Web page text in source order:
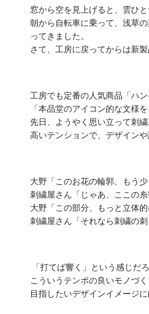
窓から空を見上げると、 雲ひ
朝から自転車に乗って、浅草の
ってきました。
さて、工房に戻ってからは新製
工房でも定番の人気商品「ハ
「本品堂のアイコン的な文様を
先日、ようやく思い立って刺
高いテンションで、 デザイン
大野「このお花の輪郭、もう
刺繍屋さん「じゃあ、ここの
大野「この部分、もっと立体的
刺繍屋さん「それなら刺繍の
「打てば響く」という感じだろ
こういうテンポの良いモノづく
目指したいデザインイメージに